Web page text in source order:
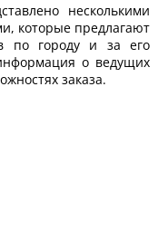
несколькими
которые предлагают
по городу и за его
о ведущих
заказа.